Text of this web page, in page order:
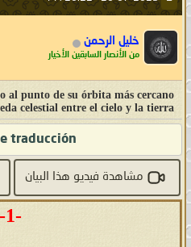
خليل الرحمن
من الأنصار السابقين الأخيار
al punto de su órbita más cercano
celestial entre el cielo y la tierra.
traducción
مشاهدة فيديو هذا البيان
-1-